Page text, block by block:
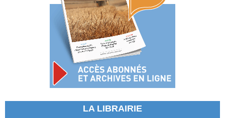
LA LIBRAIRIE